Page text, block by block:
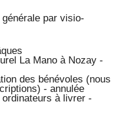
par visio-
La Mano à Nozay -
des bénévoles (nous
- annulée
à livrer -